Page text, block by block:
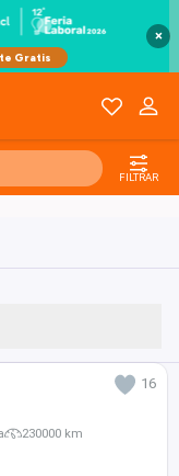
×
FILTRAR
16
230000 km